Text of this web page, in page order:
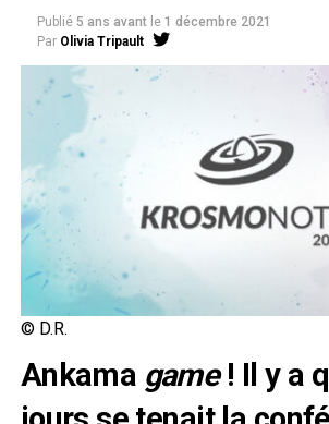
Publié 5 ans avant le 1 décembre 2021
Par Olivia Tripault
© D.R.
Ankama game! Il y a